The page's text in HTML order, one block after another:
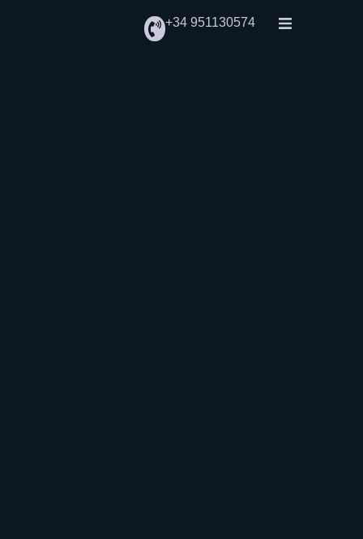
+34 951130574